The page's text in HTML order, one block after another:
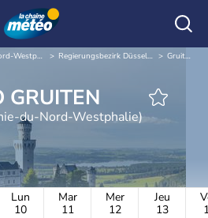
Rhénanie-du-Nord-Westphalie Regierungsbezirk Düsseldorf Gruiten
METEO GRUITEN
du-Nord-Westphalie)
Lun
10
Mar
11
Mer
12
Jeu
13